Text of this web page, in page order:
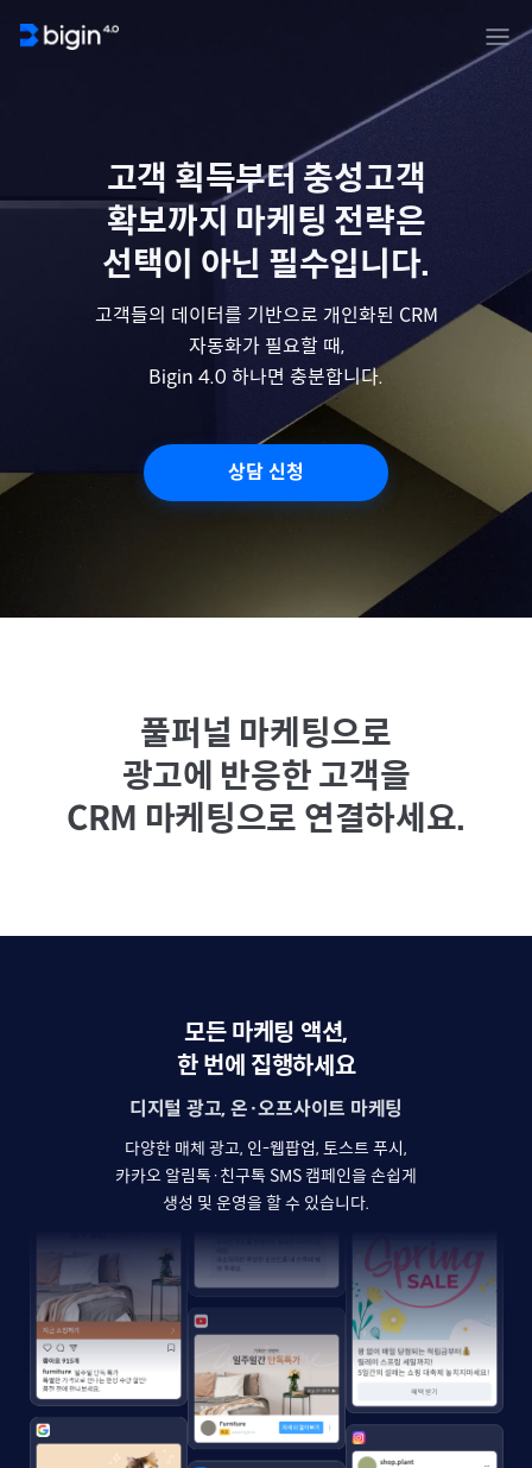
고객 획득부터 충성고객
확보까지 마케팅 전략은
선택이 아닌 필수입니다.
고객들의 데이터를 기반으로 개인화된 CRM
자동화가 필요할 때,
Bigin 4.0 하나면 충분합니다.
상담 신청
풀퍼널 마케팅으로
광고에 반응한 고객을
CRM 마케팅으로 연결하세요.
모든 마케팅 액션,
한 번에 집행하세요
디지털 광고, 온·오프사이트 마케팅
다양한 매체 광고, 인-웹팝업, 토스트 푸시,
카카오 알림톡·친구톡 SMS 캠페인을 손쉽게
생성 및 운영을 할 수 있습니다.